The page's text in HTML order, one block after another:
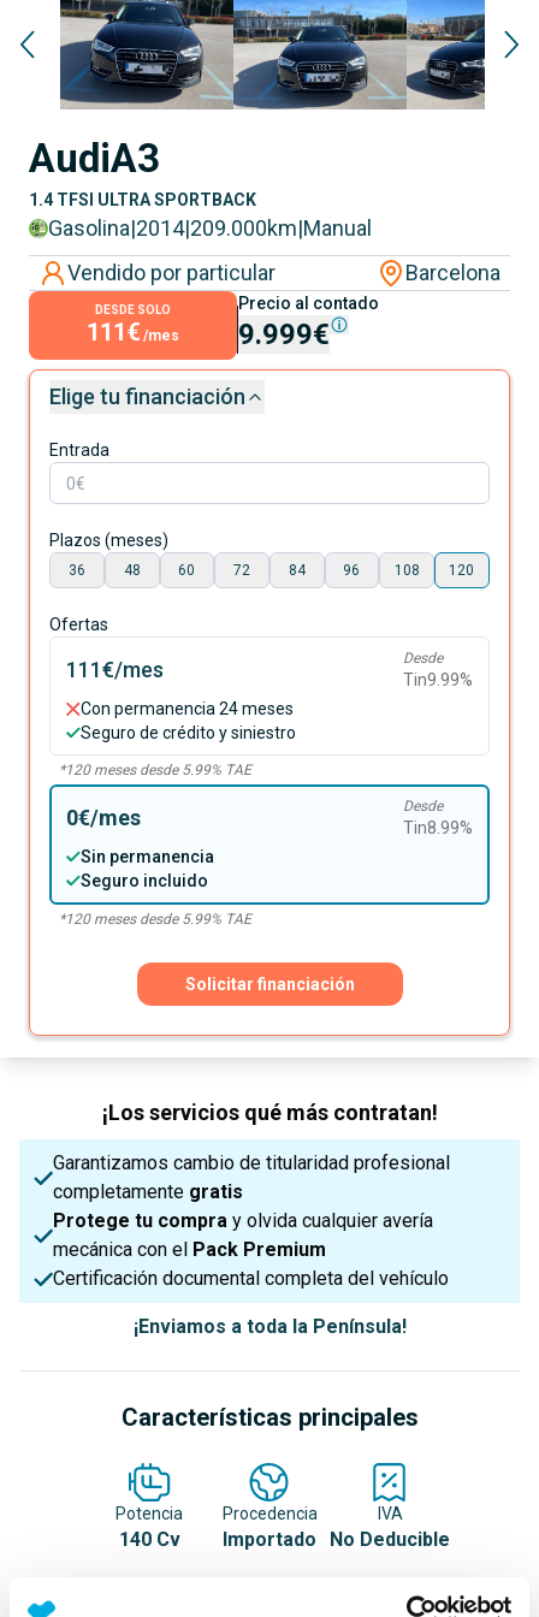
AudiA3
1.4 TFSI ULTRA SPORTBACK
Gasolina|2014|209.000km|Manual
Vendido por particular
Barcelona
DESDE SOLO
111€ /mes
Precio al contado
9.999€
Elige tu financiación
Entrada
Plazos (meses)
36 48 60 72 84 96 108 120
Ofertas
111€/mes Desde
Tin9.99%
Con permanencia 24 meses
Seguro de crédito y siniestro
*120meses desde 5.99% TAE
0€/mes Desde
Tin8.99%
Sin permanencia
Seguro incluido
*120meses desde 5.99% TAE
Solicitar financiación
¡Los servicios qué más contratan!
Garantizamos cambio de titularidad profesional
completamente gratis
Protege tu compra y olvida cualquier avería
mecánica con el Pack Premium
Certificación documental completa del vehículo
¡Enviamos a toda la Península!
Características principales
Potencia
140 Cv
Procedencia
Importado
IVA
No Deducible